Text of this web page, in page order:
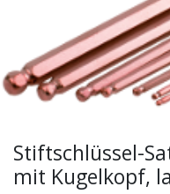
Stiftschlüssel-
mit Kugelkopf,